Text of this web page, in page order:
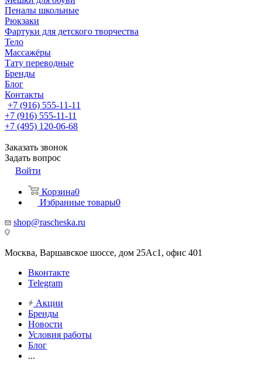
Пеналы школьные
Рюкзаки
Фартуки для детского творчества
Тело
Массажёры
Тату переводные
Бренды
Блог
Контакты
+7 (916) 555-11-11
+7 (916) 555-11-11
+7 (495) 120-06-68
Заказать звонок
Задать вопрос
Войти
Корзина0
Избранные товары0
shop@rascheska.ru
Москва, Варшавское шоссе, дом 25Аc1, офис 401
Вконтакте
Telegram
Акции
Бренды
Новости
Условия работы
Блог
...